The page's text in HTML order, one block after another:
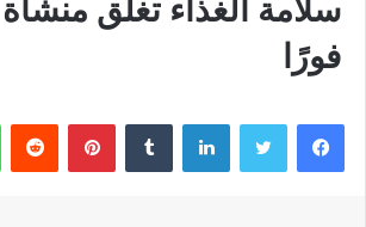
سلامة الغذاء تغلق
فورًا
فيسبوك تويتر لينكدإن بينتيريست